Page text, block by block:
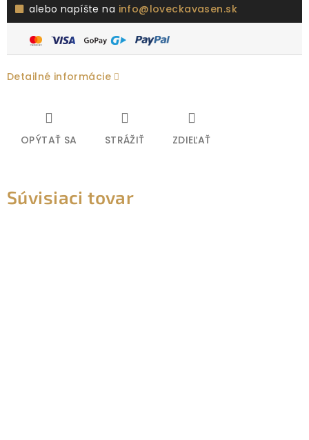
alebo napíšte na info@loveckavasen.sk
Detailné informácie
OPÝTAŤ SA STRÁŽIŤ ZDIEĽAŤ
Súvisiaci tovar